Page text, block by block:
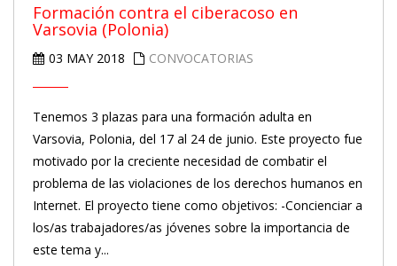
Formación contra el ciberacoso en
Varsovia (Polonia)
03 MAY 2018 CONVOCATORIAS
Tenemos 3 plazas para una formación adulta en
Varsovia, Polonia, del 17 al 24 de junio. Este proyecto fue
motivado por la creciente necesidad de combatir el
problema de las violaciones de los derechos humanos en
Internet. El proyecto tiene como objetivos: -Concienciar a
los/as trabajadores/as jóvenes sobre la importancia de
este tema y...